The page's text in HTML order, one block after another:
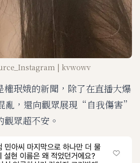
| kvwowv
權珉娥的新聞，除了在直播大爆
亂，還向觀眾展現“自我傷害”
眾超不安。